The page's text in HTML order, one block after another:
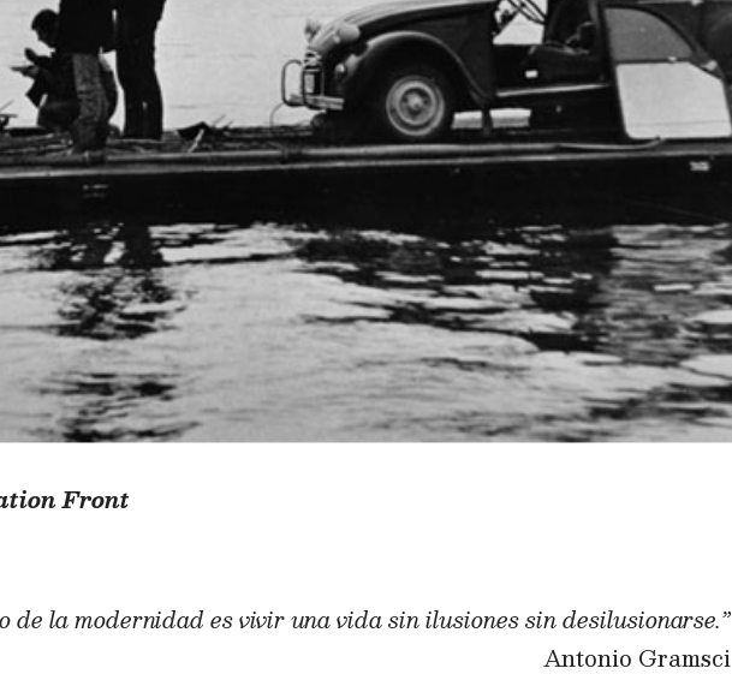
Front
de la modernidad es vivir una vida sin ilusiones sin desilusionarse.”
Antonio Gramsci